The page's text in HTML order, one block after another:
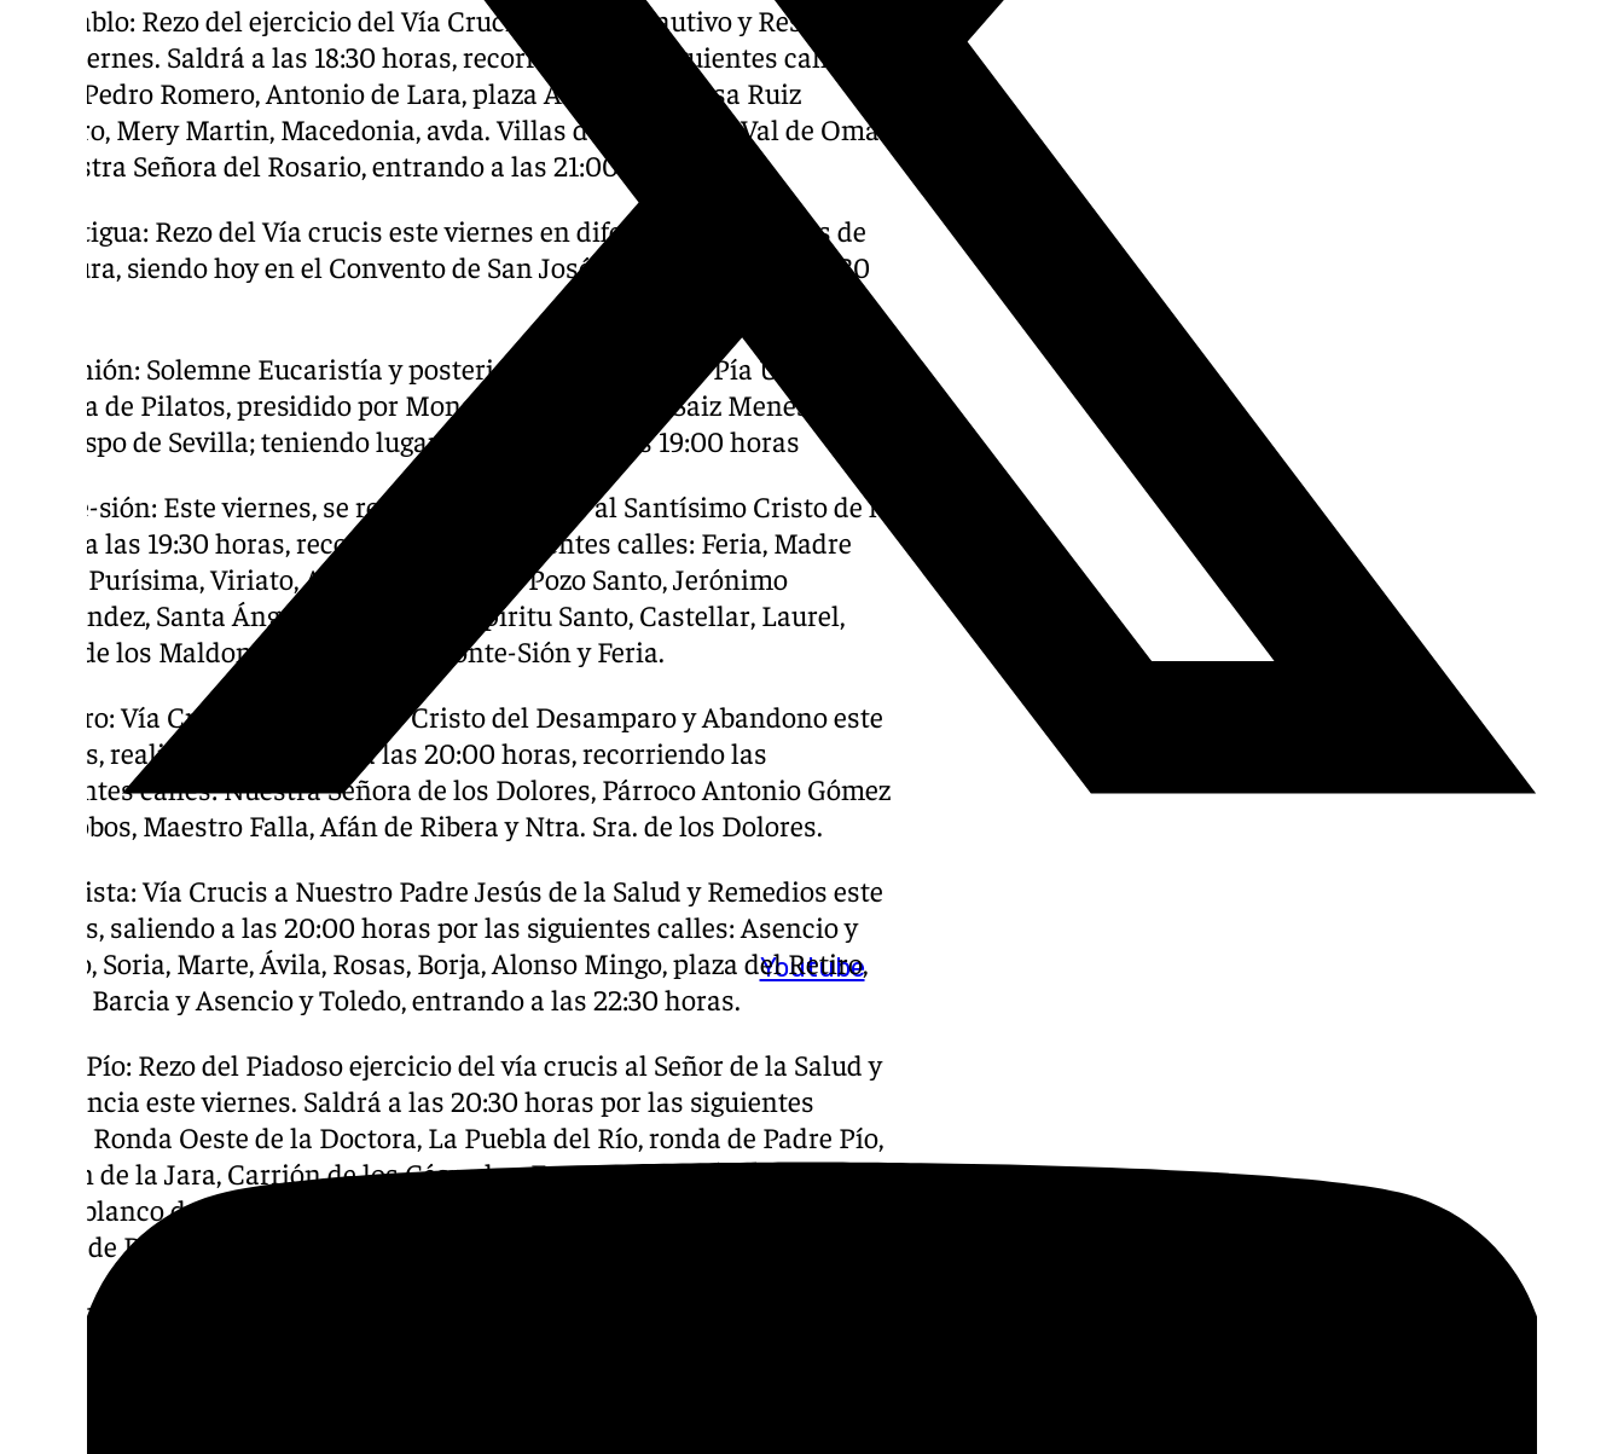
Youtube
San Pablo: Rezo del ejercicio del Vía Crucis al Señor Cautivo y Rescatado
este viernes. Saldrá a las 18:30 horas, recorriendo las siguientes calles:
Avda. Pedro Romero, Antonio de Lara, plaza Amanecer, Elisa Ruiz
Romero, Mery Martin, Macedonia, avda. Villas de Cuba, José Val de Omar
y Nuestra Señora del Rosario, entrando a las 21:00 horas.
La Antigua: Rezo del Vía crucis este viernes en diferentes conventos de
clausura, siendo hoy en el Convento de San José del Carmen a las 18:30
Pía Unión: Solemne Eucaristía y posterior vía crucis de la Pía Unión, en
la Casa de Pilatos, presidido por Monseñor José Ángel Saiz Meneses,
arzobispo de Sevilla; teniendo lugar este viernes a las 19:00 horas
Monte-sión: Este viernes, se realiza el vía crucis al Santísimo Cristo de la
Salud a las 19:30 horas, recorriendo las siguientes calles: Feria, Madre
María Purísima, Viriato, Amparo, plaza del Pozo Santo, Jerónimo
Hernández, Santa Ángela de la Cruz, Espíritu Santo, Castellar, Laurel,
plaza de los Maldonados, plaza de Monte-Sión y Feria.
El Cerro: Vía Crucis al Santísimo Cristo del Desamparo y Abandono este
viernes, realizando su salida a las 20:00 horas, recorriendo las
siguientes calles: Nuestra Señora de los Dolores, Párroco Antonio Gómez
Villalobos, Maestro Falla, Afán de Ribera y Ntra. Sra. de los Dolores.
Bellavista: Vía Crucis a Nuestro Padre Jesús de la Salud y Remedios este
viernes, saliendo a las 20:00 horas por las siguientes calles: Asencio y
Toledo, Soria, Marte, Ávila, Rosas, Borja, Alonso Mingo, plaza del Retiro,
Roque Barcia y Asencio y Toledo, entrando a las 22:30 horas.
Padre Pío: Rezo del Piadoso ejercicio del vía crucis al Señor de la Salud y
Clemencia este viernes. Saldrá a las 20:30 horas por las siguientes
calles: Ronda Oeste de la Doctora, La Puebla del Río, ronda de Padre Pío,
Martín de la Jara, Carrión de los Céspedes, Fuentes de Andalucía,
Castilblanco de los Arroyos, Puebla de Cazalla, Castillo de las Guardas y
ronda de Padre Pío.
San Buenaventura: Rezo del vía crucis al Santísimo Cristo de la